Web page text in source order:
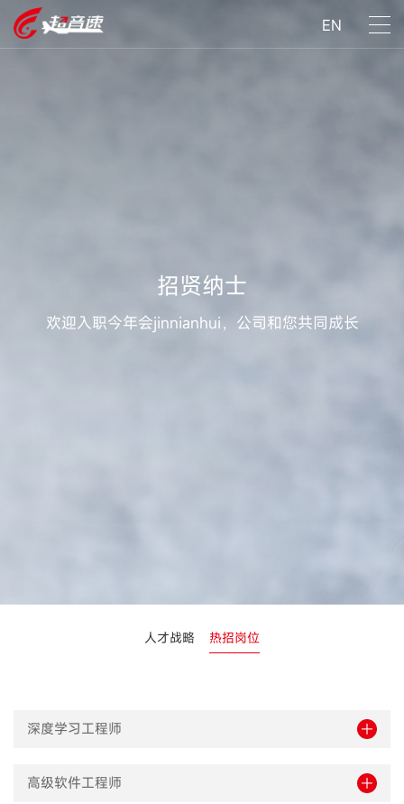
EN
招贤纳士
欢迎入职今年会jinnianhui，公司和您共同成长
人才战略 热招岗位
深度学习工程师
高级软件工程师